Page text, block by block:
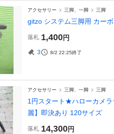
アクセサリー 三脚、一脚 三脚
gitzo システム三脚用 カー
落札 1,400円
3 8/2 22:25終了
アクセサリー 三脚、一脚 三脚
1円スタート★ハローカメ
麗】即決あり 120サイズ
落札 14,300円